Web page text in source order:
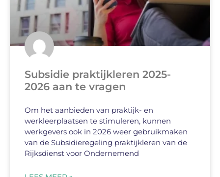
Subsidie praktijkleren 2025-
2026 aan te vragen
Om het aanbieden van praktijk- en
werkleerplaatsen te stimuleren, kunnen
werkgevers ook in 2026 weer gebruikmaken
van de Subsidieregeling praktijkleren van de
Rijksdienst voor Ondernemend